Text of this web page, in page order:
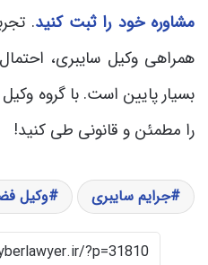
مشاوره خود را ثبت کنید.
همراهی وکیل سایبری،
بسیار پایین است. با گروه
را مطمئن و قانونی طی کنید!
جرایم سایبری وکیل